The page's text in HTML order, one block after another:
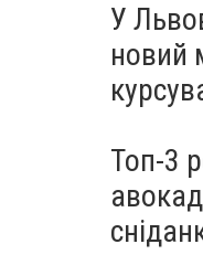
У
новий
Топ-3